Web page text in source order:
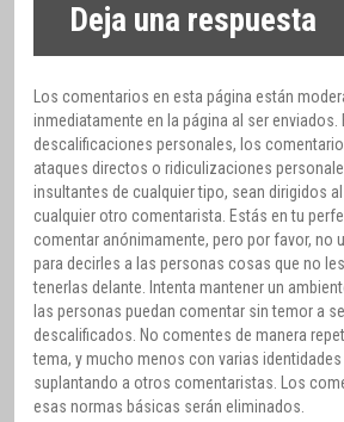
Deja una respuesta
Los comentarios en esta página están
inmediatamente en la página al ser enviados.
descalificaciones personales, los
ataques directos o ridiculizaciones
insultantes de cualquier tipo, sean dirigidos
cualquier otro comentarista. Estás en tu
comentar anónimamente, pero por favor, no
para decirles a las personas cosas que no
tenerlas delante. Intenta mantener un
las personas puedan comentar sin temor a
descalificados. No comentes de manera
tema, y mucho menos con varias identidades
suplantando a otros comentaristas. Los
esas normas básicas serán eliminados.